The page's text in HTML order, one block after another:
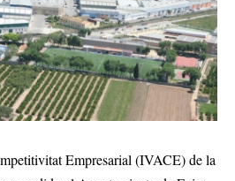
Empresarial (IVACE) de la